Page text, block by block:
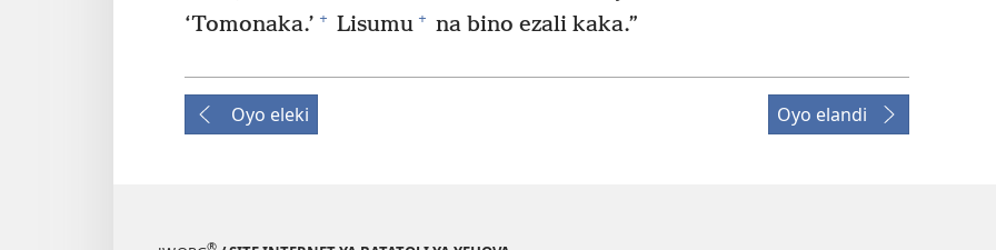
‘Tomonaka.’ + Lisumu + na bino ezali kaka.”
Oyo eleki Oyo elandi
®